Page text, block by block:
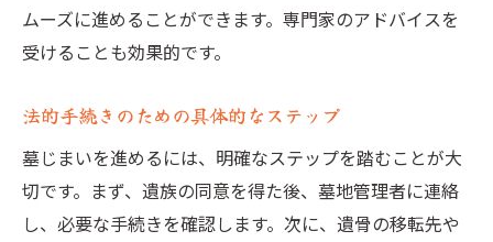
ムーズに進めることができます。専門家のアドバイスを
受けることも効果的です。
法的手続きのための具体的なステップ
墓じまいを進めるには、明確なステップを踏むことが大
切です。まず、遺族の同意を得た後、墓地管理者に連絡
し、必要な手続きを確認します。次に、遺骨の移転先や